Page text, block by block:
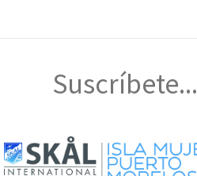
Suscríbete...